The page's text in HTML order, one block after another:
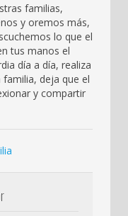
familias,
y oremos más,
lo que el
tus manos el
día a día, realiza
deja que el
y compartir